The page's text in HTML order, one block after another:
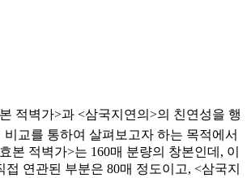
적벽가>과 <삼국지연의>의 친연성을 행
교를 통하여 살펴보고자 하는 목적에서
본 적벽가>는 160매 분량의 창본인데, 이
접 연관된 부분은 80매 정도이고, <삼국지